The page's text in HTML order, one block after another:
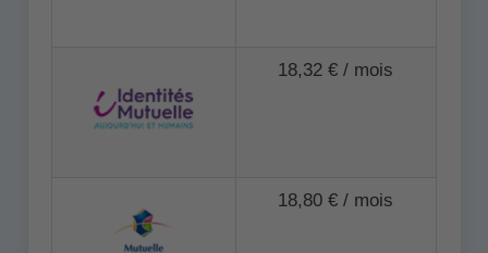
18,32 € / mois
18,80 € / mois